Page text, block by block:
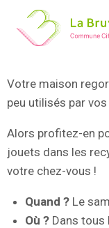
Votre maison
peu utilisés par
Alors profitez-en
jouets dans les
votre chez-vous !
Quand ?Le
Où ?Dans tous